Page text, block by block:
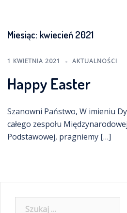
Miesiąc: kwiecień 2021
1 KWIETNIA 2021 AKTUALNOŚCI
Happy Easter
Szanowni Państwo, W imieniu
całego zespołu
Podstawowej, pragniemy […]